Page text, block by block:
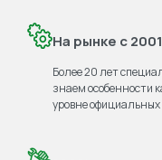
На рынке с
Более 20 лет
знаем особенности
уровне